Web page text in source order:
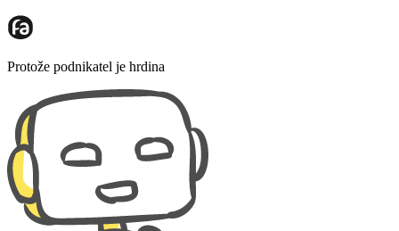
Protože podnikatel je hrdina